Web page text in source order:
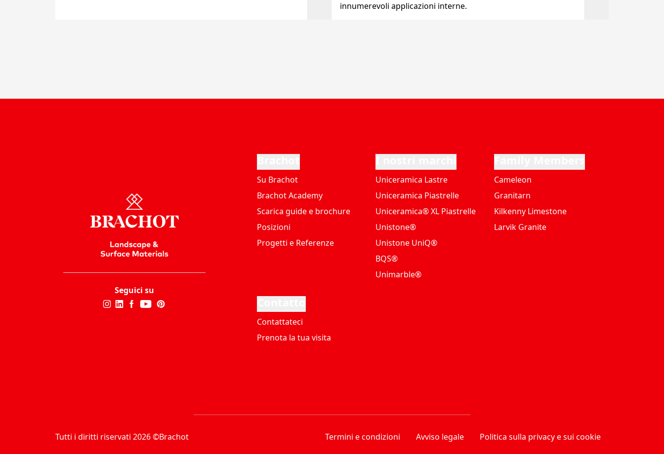
innumerevoli applicazioni interne.
Seguici su
Su Brachot
Brachot Academy
Scarica guide e brochure
Posizioni
Progetti e Referenze
Uniceramica Lastre
Uniceramica Piastrelle
Uniceramica® XL Piastrelle
Unistone®
Unistone UniQ®
BQS®
Unimarble®
Cameleon
Granitarn
Kilkenny Limestone
Larvik Granite
Contattateci
Prenota la tua visita
Tutti i diritti riservati 2026 ©Brachot Termini e condizioni Avviso legale Politica sulla privacy e sui cookie